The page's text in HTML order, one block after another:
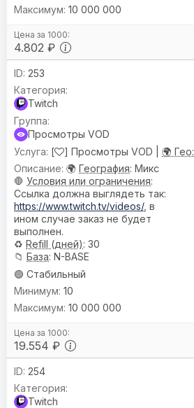
4.802 ₽
10 000 000
253
Twitch
Просмотры VOD
[
] Просмотры VOD | 🌍 Гео:
🌍 География: Микс
🛑 Условия или ограничения:
Ссылка должна выглядеть так:
https://www.twitch.tv/videos/, в
ином случае заказ не будет
выполнен.
♻️ Refill (дней): 30
📁 База: N-BASE
🟢 Стабильный
19.554 ₽
10
10 000 000
254
Twitch